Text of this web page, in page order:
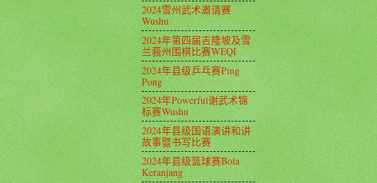
2024雪州武术邀请赛
Wushu
2024年第四届吉隆坡及雪
兰莪州围棋比赛WEQI
2024年县级乒乓赛Ping
Pong
2024年Powerful谢武术锦
标赛Wushu
2024年县级国语演讲和讲
故事暨书写比赛
2024年县级篮球赛Bola
Keranjang